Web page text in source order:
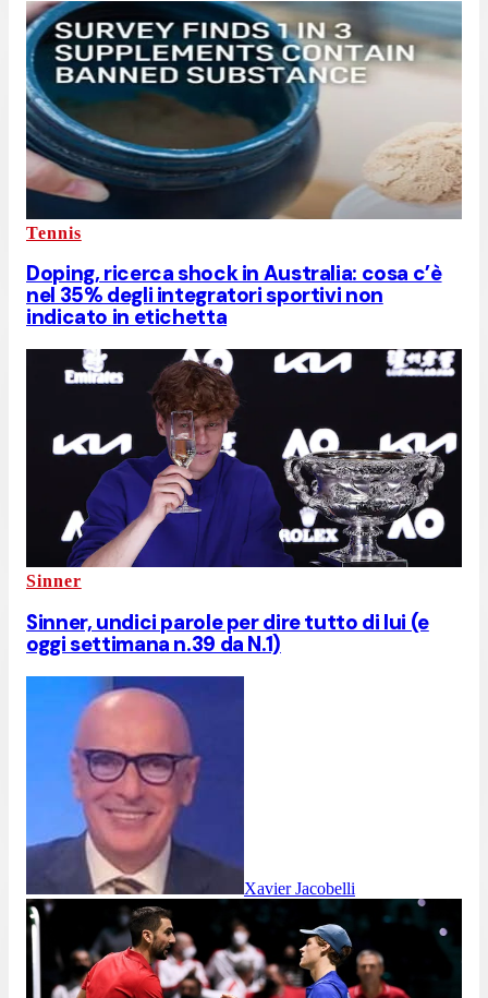
Tennis
Doping, ricerca shock in Australia: cosa c’è
nel 35% degli integratori sportivi non
indicato in etichetta
Sinner
Sinner, undici parole per dire tutto di lui (e
oggi settimana n.39 da N.1)
Xavier Jacobelli